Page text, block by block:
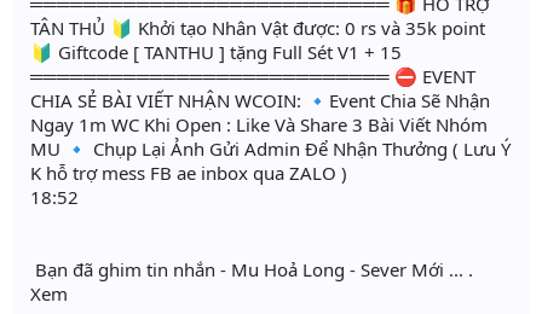
TÂN THỦ 🔰 Khởi tạo Nhân Vật được: 0 rs và 35k point
🔰 Giftcode [ TANTHU ] tặng Full Sét V1 + 15
═══════════════════════════ ⛔️ EVENT
CHIA SẺ BÀI VIẾT NHẬN WCOIN: 🔹Event Chia Sẽ Nhận
Ngay 1m WC Khi Open : Like Và Share 3 Bài Viết Nhóm
MU 🔹 Chụp Lại Ảnh Gửi Admin Để Nhận Thưởng ( Lưu Ý
K hỗ trợ mess FB ae inbox qua ZALO )
18:52
Bạn đã ghim tin nhắn - Mu Hoả Long - Sever Mới ... .
Xem